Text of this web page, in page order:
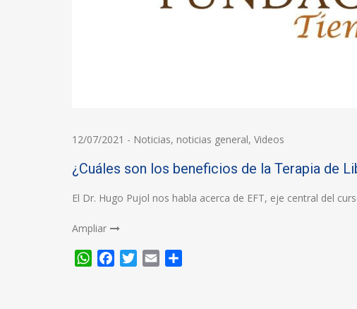
12/07/2021 - Noticias, noticias general, Videos
¿Cuáles son los beneficios de la Terapia de
El Dr. Hugo Pujol nos habla acerca de EFT, eje central del
Ampliar
WhatsApp
FacebookTwitter
Email